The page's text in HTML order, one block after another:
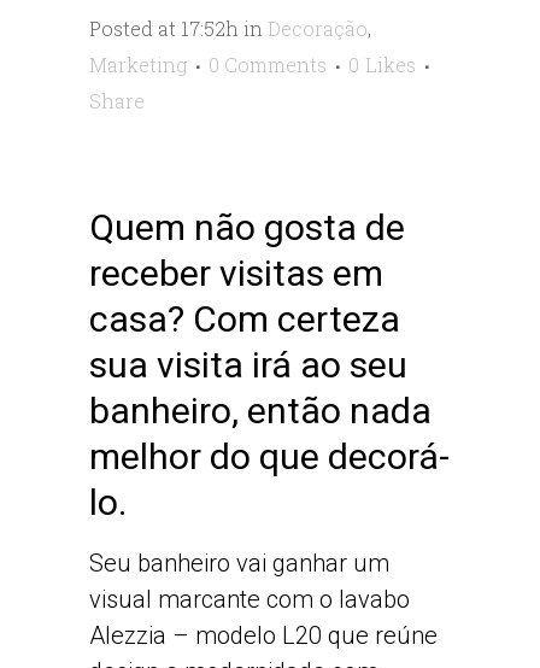
Posted at 17:52h in Decoração,
Marketing
0 Comments 0 Likes
Share
Quem não gosta de
receber visitas em
casa? Com certeza
sua visita irá ao seu
banheiro, então nada
melhor do que decorá-
lo.
Seu banheiro vai ganhar um
visual marcante com o lavabo
Alezzia – modelo L20 que reúne